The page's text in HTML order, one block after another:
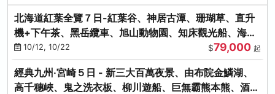
北海道紅葉全覽７日-紅葉谷、神居古潭、珊瑚草、直升
機+下午茶、黑岳纜車、旭山動物園、知床觀光船、海膽
涮涮鍋(不進免稅店)
10/12, 10/22 $79,000 起
經典九州‧宮崎５日 - 新三大百萬夜景、由布院金鱗湖、
高千穗峽、鬼之洗衣板、柳川遊船、巨無霸熊本熊、酒造